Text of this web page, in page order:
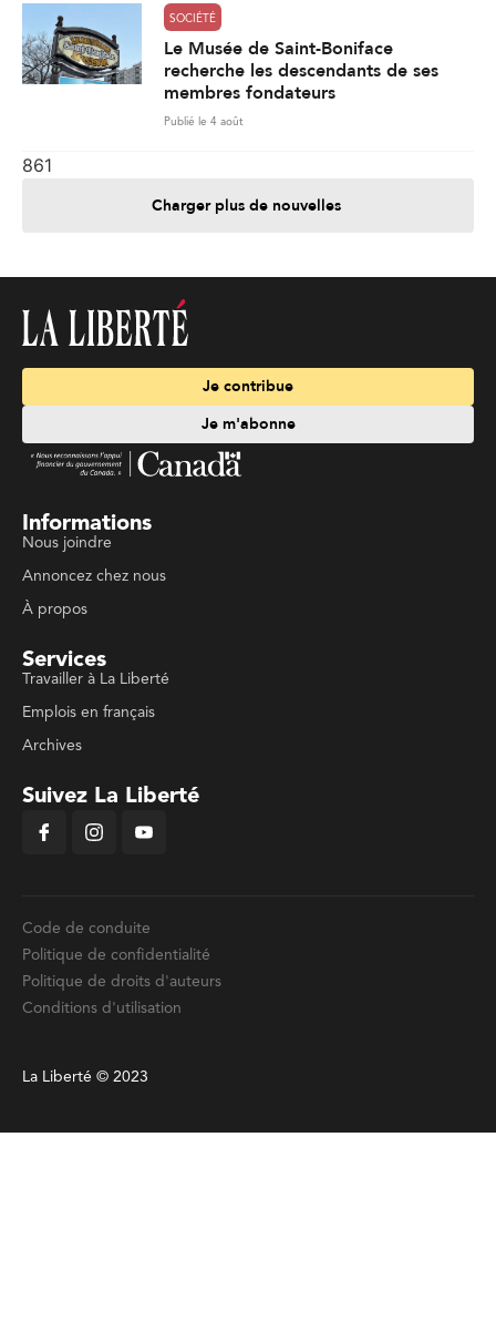
SOCIÉTÉ
Le Musée de Saint-Boniface
recherche les descendants de ses
membres fondateurs
Publié le 4 août
861
Charger plus de nouvelles
Je contribue
Je m'abonne
Informations
Nous joindre
Annoncez chez nous
À propos
Services
Travailler à La Liberté
Emplois en français
Archives
Suivez La Liberté
Code de conduite
Politique de confidentialité
Politique de droits d'auteurs
Conditions d'utilisation
La Liberté © 2023